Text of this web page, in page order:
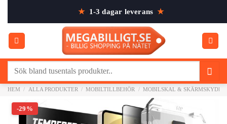
content
★ 1-3 dagar leverans ★
HEM / ALLA PRODUKTER / MOBILTILLBEHÖR / MOBILSKAL & SKÄRMSKYDD
-29%